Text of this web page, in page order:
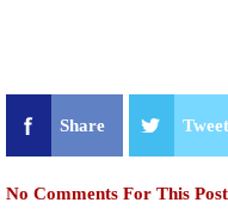
Share Tweet
No Comments For This